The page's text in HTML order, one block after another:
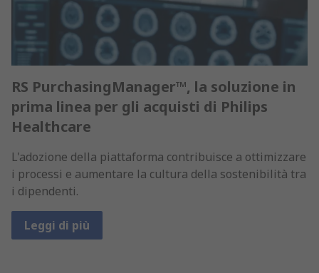
RS PurchasingManager™, la soluzione in
prima linea per gli acquisti di Philips
Healthcare
L'adozione della piattaforma contribuisce a ottimizzare
i processi e aumentare la cultura della sostenibilità tra
i dipendenti.
Leggi di più